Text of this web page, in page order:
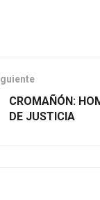
CROMAÑÓN:
DE JUSTICIA